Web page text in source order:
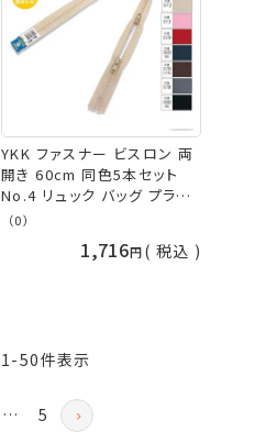
YKK ファスナー ビスロン 両
開き 60cm 同色5本セット
No.4 リュック バッグ プラス
チック 樹脂 4VSLH-H60BL
（0）
1,716 税込
1 -50件表示
… 5